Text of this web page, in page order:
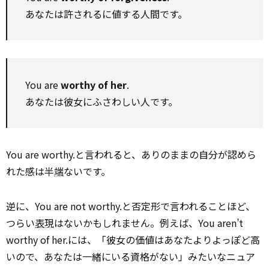
あなたは許されるに値する人間です。
You areworthy of her.
あなたは彼女にふさわしい人です。
You are worthy.と言われると、ありのままの自分が認めら
れた感は半端ないです。
逆に、You are not worthy.と否定形で言われることほど、
つらい表現はないかもしれません。例えば、You aren’t
worthy of her.には、「彼女の価値はあなたよりよっぽど高
いので、あなたは一緒にいる資格がない」みたいなニュア